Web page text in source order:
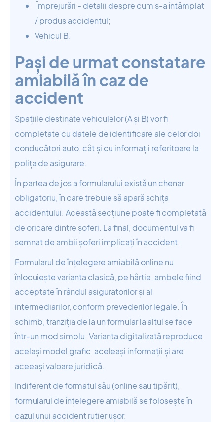
Împrejurări - detalii despre cum s-a întâmplat
/ produs accidentul;
Vehicul B.
Pași de urmat constatare
amiabilă în caz de
accident
Spațiile destinate vehiculelor (A și B) vor fi
completate cu datele de identificare ale celor doi
conducători auto, cât și cu informații referitoare la
polița de asigurare.
În partea de jos a formularului există un chenar
obligatoriu, în care trebuie să apară schița
accidentului. Această secțiune poate fi completată
de oricare dintre șoferi. La final, documentul va fi
semnat de ambii șoferi implicați în accident.
Formularul de înțelegere amiabilă online nu
înlocuiește varianta clasică, pe hârtie, ambele fiind
acceptate în rândul asiguratorilor și al
intermediarilor, conform prevederilor legale. În
schimb, tranziția de la un formular la altul se face
într-un mod simplu. Varianta digitalizată reproduce
același model grafic, aceleași informații și are
aceeași valoare juridică.
Indiferent de formatul său (online sau tipărit),
formularul de înțelegere amiabilă se folosește în
cazul unui accident rutier ușor.